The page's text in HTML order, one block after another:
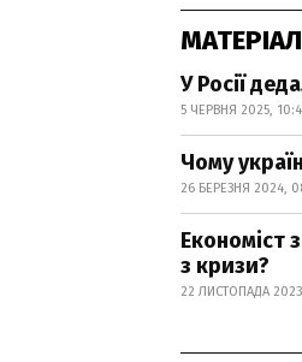
У Росії
5 ЧЕРВНЯ 2025,
Чому
26 БЕРЕЗНЯ 2024,
Економіст
з кризи?
22 ЛИСТОПАДА